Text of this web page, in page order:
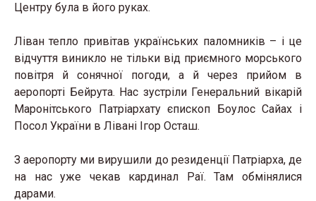
Центру була в його руках.
Ліван тепло привітав українських паломників – і це
відчуття виникло не тільки від приємного морського
повітря й сонячної погоди, а й через прийом в
аеропорті Бейрута. Нас зустріли Генеральний вікарій
Маронітського Патріархату єпископ Боулос Сайах і
Посол України в Лівані Ігор Осташ.
З аеропорту ми вирушили до резиденції Патріарха, де
на нас уже чекав кардинал Раї. Там обмінялися
дарами.